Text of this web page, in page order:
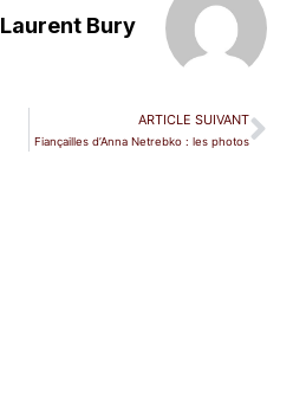
Laurent Bury
ARTICLE SUIVANT
Fiançailles d’Anna Netrebko : les photos